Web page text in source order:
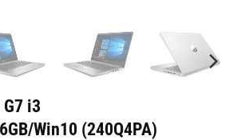
i3
Win10 (240Q4PA)